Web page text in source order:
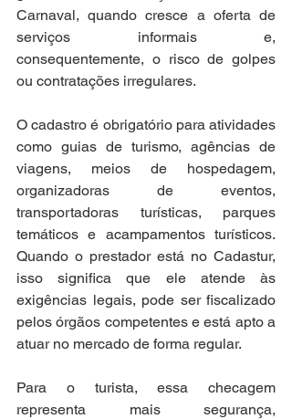
Carnaval, quando cresce a oferta de
serviços informais e,
consequentemente, o risco de golpes
ou contratações irregulares.
O cadastro é obrigatório para atividades
como guias de turismo, agências de
viagens, meios de hospedagem,
organizadoras de eventos,
transportadoras turísticas, parques
temáticos e acampamentos turísticos.
Quando o prestador está no Cadastur,
isso significa que ele atende às
exigências legais, pode ser fiscalizado
pelos órgãos competentes e está apto a
atuar no mercado de forma regular.
Para o turista, essa checagem
representa mais segurança,